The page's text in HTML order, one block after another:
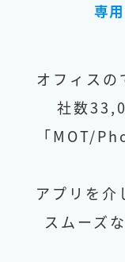
専
オフィスの
社数
「MOT/
アプリを介
スムーズ